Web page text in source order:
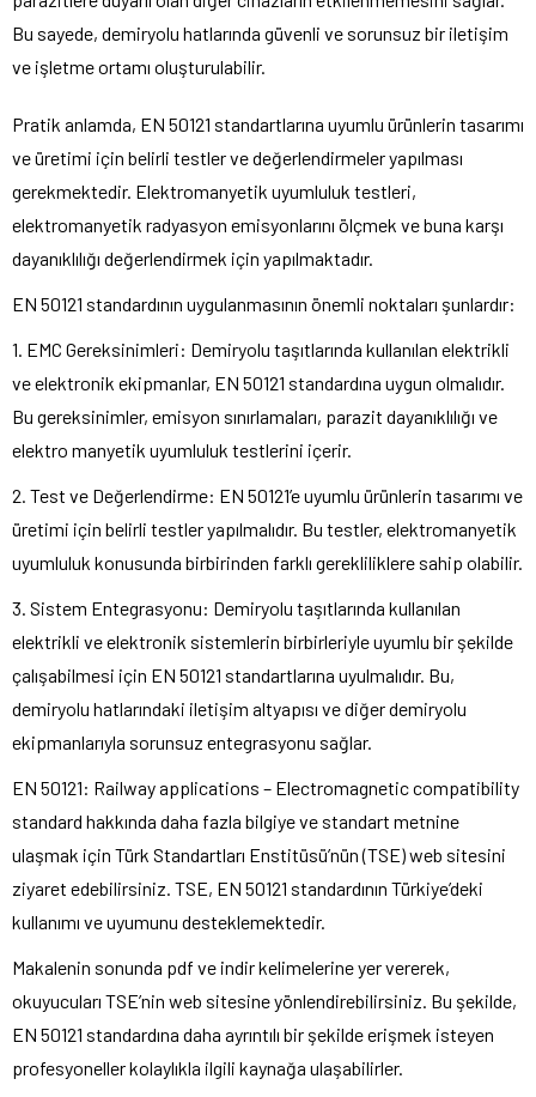
Bu sayede, demiryolu hatlarında güvenli ve sorunsuz bir iletişim
ve işletme ortamı oluşturulabilir.
Pratik anlamda, EN 50121 standartlarına uyumlu ürünlerin tasarımı
ve üretimi için belirli testler ve değerlendirmeler yapılması
gerekmektedir. Elektromanyetik uyumluluk testleri,
elektromanyetik radyasyon emisyonlarını ölçmek ve buna karşı
dayanıklılığı değerlendirmek için yapılmaktadır.
EN 50121 standardının uygulanmasının önemli noktaları şunlardır:
1. EMC Gereksinimleri: Demiryolu taşıtlarında kullanılan elektrikli
ve elektronik ekipmanlar, EN 50121 standardına uygun olmalıdır.
Bu gereksinimler, emisyon sınırlamaları, parazit dayanıklılığı ve
elektro manyetik uyumluluk testlerini içerir.
2. Test ve Değerlendirme: EN 50121’e uyumlu ürünlerin tasarımı ve
üretimi için belirli testler yapılmalıdır. Bu testler, elektromanyetik
uyumluluk konusunda birbirinden farklı gerekliliklere sahip olabilir.
3. Sistem Entegrasyonu: Demiryolu taşıtlarında kullanılan
elektrikli ve elektronik sistemlerin birbirleriyle uyumlu bir şekilde
çalışabilmesi için EN 50121 standartlarına uyulmalıdır. Bu,
demiryolu hatlarındaki iletişim altyapısı ve diğer demiryolu
ekipmanlarıyla sorunsuz entegrasyonu sağlar.
EN 50121: Railway applications – Electromagnetic compatibility
standard hakkında daha fazla bilgiye ve standart metnine
ulaşmak için Türk Standartları Enstitüsü’nün (TSE) web sitesini
ziyaret edebilirsiniz. TSE, EN 50121 standardının Türkiye’deki
kullanımı ve uyumunu desteklemektedir.
Makalenin sonunda pdf ve indir kelimelerine yer vererek,
okuyucuları TSE’nin web sitesine yönlendirebilirsiniz. Bu şekilde,
EN 50121 standardına daha ayrıntılı bir şekilde erişmek isteyen
profesyoneller kolaylıkla ilgili kaynağa ulaşabilirler.